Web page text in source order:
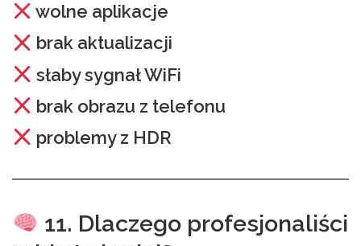
wolne aplikacje
brak aktualizacji
słaby sygnał WiFi
brak obrazu z telefonu
problemy z HDR
11. Dlaczego profesjonaliści